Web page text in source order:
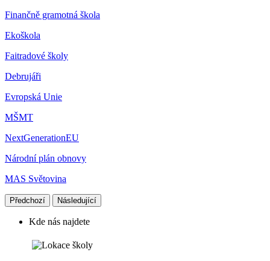
Finančně gramotná škola
Ekoškola
Faitradové školy
Debrujáři
Evropská Unie
MŠMT
NextGenerationEU
Národní plán obnovy
MAS Světovina
Předchozí Následující
Kde nás najdete